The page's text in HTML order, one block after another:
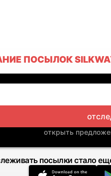
ПОСЫЛОК
открыть
посылки стало